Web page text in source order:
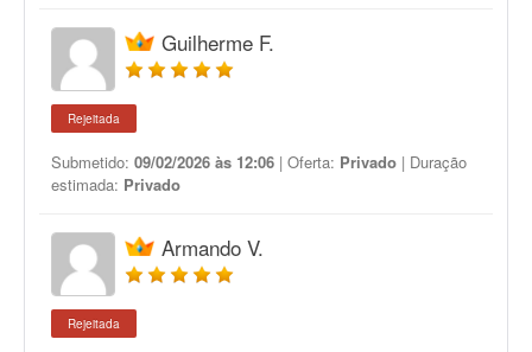
Guilherme F.
Rejeitada
Submetido: 09/02/2026 às 12:06 | Oferta: Privado | Duração
estimada: Privado
Armando V.
Rejeitada